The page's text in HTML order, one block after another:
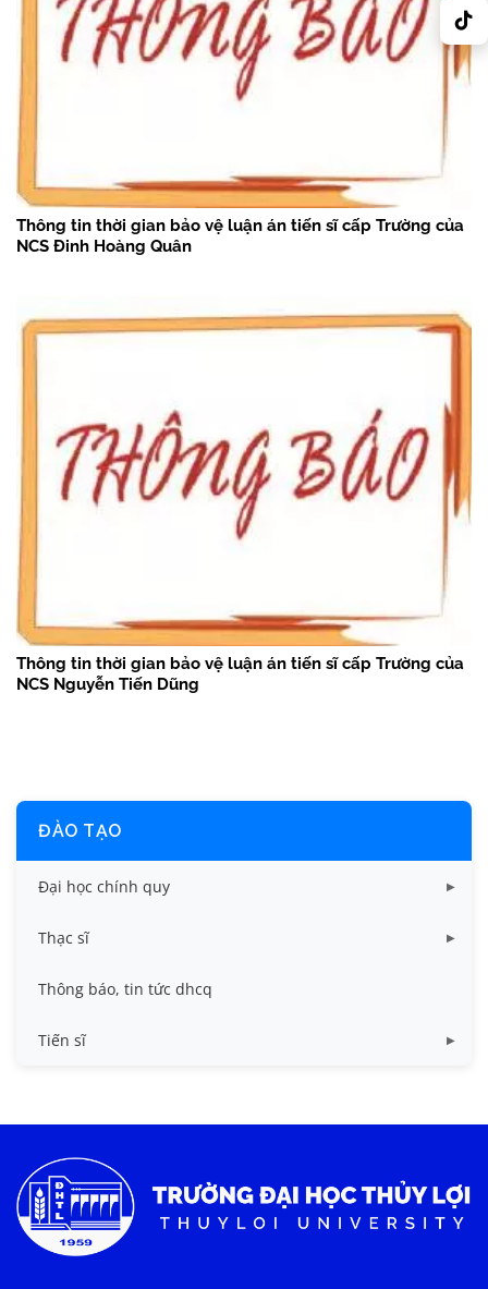
Thông tin thời gian bảo vệ luận án tiến sĩ cấp Trường của
NCS Đinh Hoàng Quân
Thông tin thời gian bảo vệ luận án tiến sĩ cấp Trường của
NCS Nguyễn Tiến Dũng
ĐÀO TẠO
Đại học chính quy
Các biểu mẫu
Chuẩn đầu ra và chương trình đào tạo dhcq
Thạc sĩ
Chương trình đào tạo thạc sĩ
Quy chế, quy định ths
Thông báo, tin tức dhcq
Tiến sĩ
Thông tin luận án
Kế hoạch bảo vệ
Nội dung luận án